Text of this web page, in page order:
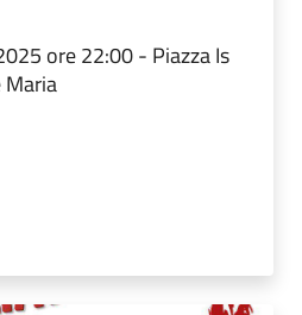
ore 22:00 - Piazza Is
Maria